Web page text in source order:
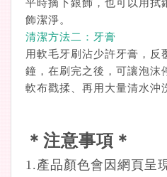
飾潔淨。
清潔方法二：牙膏
用軟毛牙刷沾少許牙膏，反
鐘，在刷完之後，可讓泡沫
軟布戳揉、再用大量清水沖
＊注意事項＊
1.產品顏色會因網頁呈